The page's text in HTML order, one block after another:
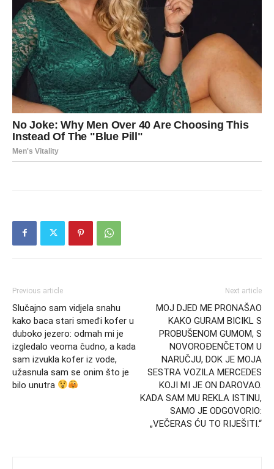
Previous article
Slučajno sam vidjela snahu
kako baca stari smeđi kofer u
duboko jezero: odmah mi je
izgledalo veoma čudno, a kada
sam izvukla kofer iz vode,
užasnula sam se onim što je
bilo unutra
Next article
MOJ DJED ME PRONAŠAO
KAKO GURAM BICIKL S
PROBUŠENOM GUMOM, S
NOVOROĐENČETOM U
NARUČJU, DOK JE MOJA
SESTRA VOZILA MERCEDES
KOJI MI JE ON DAROVAO.
KADA SAM MU REKLA ISTINU,
SAMO JE ODGOVORIO:
„VEČERAS ĆU TO RIJEŠITI.“